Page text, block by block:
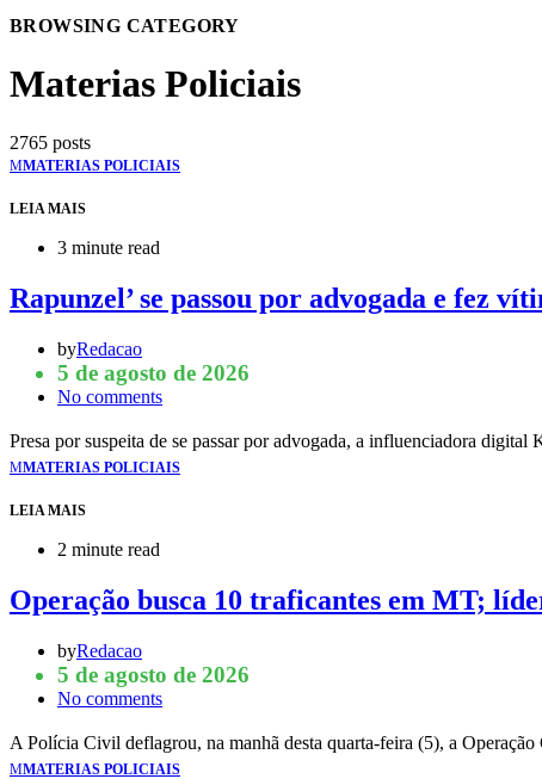
BROWSING CATEGORY
Materias Policiais
2765 posts
MMATERIAS POLICIAIS
LEIA MAIS
3 minute read
Rapunzel’ se passou por advogada e fez
byRedacao
5 de agosto de 2026
No comments
Presa por suspeita de se passar por advogada, a influenciadora
MMATERIAS POLICIAIS
LEIA MAIS
2 minute read
Operação busca 10 traficantes em MT;
byRedacao
5 de agosto de 2026
No comments
A Polícia Civil deflagrou, na manhã desta quarta-feira (5), a
MMATERIAS POLICIAIS